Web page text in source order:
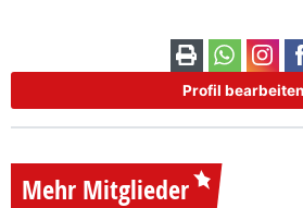
Profil bearbeiten
Mehr Mitglieder